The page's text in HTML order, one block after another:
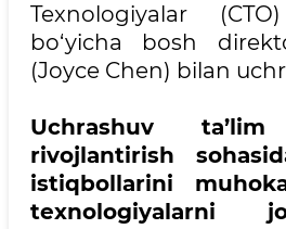
Texnologiyalar
bo‘yicha bosh
(Joyce Chen) bilan
Uchrashuv ta’lim
rivojlantirish
istiqbollarini
texnologiyalarni